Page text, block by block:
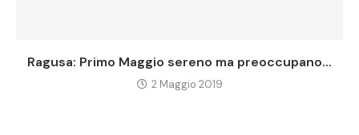
Ragusa: Primo Maggio sereno ma preoccupano...
2 Maggio 2019